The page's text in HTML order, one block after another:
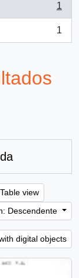
1
1
Table view
Descendente
digital objects